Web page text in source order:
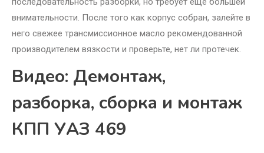
внимательности. После того как корпус собран, залейте в
него свежее трансмиссионное масло рекомендованной
производителем вязкости и проверьте, нет ли протечек.
Видео: Демонтаж,
разборка, сборка и монтаж
КПП УАЗ 469